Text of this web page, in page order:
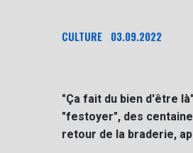
CULTURE 03.09.2022
"Ça fait du bien d'être
"festoyer", des
retour de la braderie,